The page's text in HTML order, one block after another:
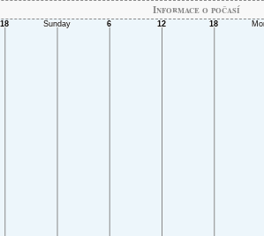
Informace o počasí